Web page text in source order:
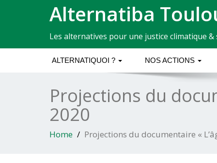
Alternatiba
Les alternatives pour une justice climatique &
ALTERNATIQUOI ? NOS ACTIONS
Projections du
2020
Home Projections du documentaire «